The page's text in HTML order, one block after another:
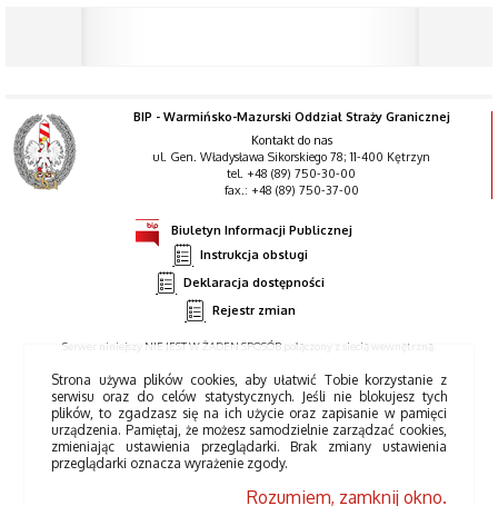
BIP - Warmińsko-Mazurski Oddział Straży Granicznej
Kontakt do nas
ul. Gen. Władysława Sikorskiego 78; 11-400 Kętrzyn
tel. +48 (89) 750-30-00
fax.: +48 (89) 750-37-00
Biuletyn Informacji Publicznej
Instrukcja obsługi
Deklaracja dostępności
Rejestr zmian
Serwer niniejszy NIE JEST W ŻADEN SPOSÓB połączony z siecią wewnętrzną.
Strona używa plików cookies, aby ułatwić Tobie korzystanie z
serwisu oraz do celów statystycznych. Jeśli nie blokujesz tych
plików, to zgadzasz się na ich użycie oraz zapisanie w pamięci
urządzenia. Pamiętaj, że możesz samodzielnie zarządzać cookies,
zmieniając ustawienia przeglądarki. Brak zmiany ustawienia
przeglądarki oznacza wyrażenie zgody.
Rozumiem, zamknij okno.